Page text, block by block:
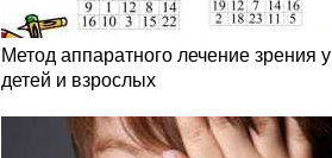
Метод аппаратного лечение зрения у
детей и взрослых